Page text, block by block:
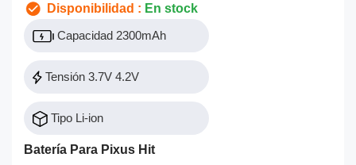
Disponibilidad : En stock
Capacidad 2300mAh
Tensión 3.7V 4.2V
Tipo Li-ion
Batería Para Pixus Hit